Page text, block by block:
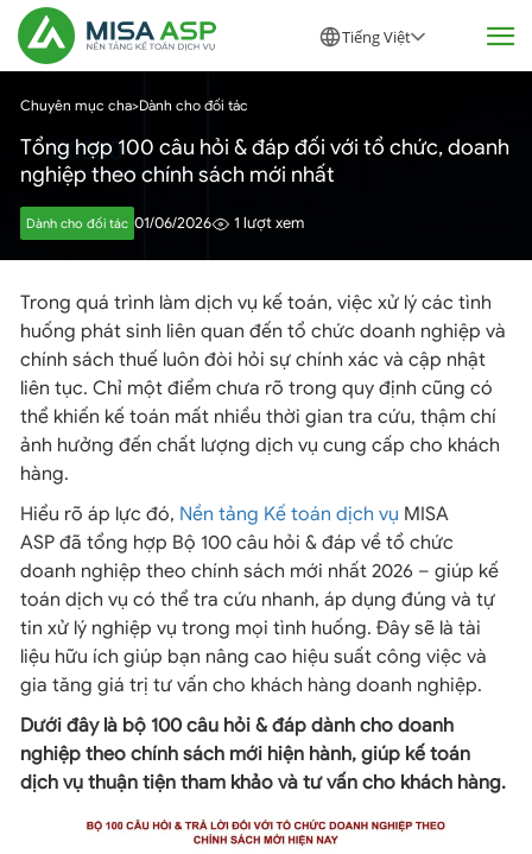
Tiếng Việt
Chuyên mục cha>Dành cho đối tác
Tổng hợp 100 câu hỏi & đáp đối với tổ chức, doanh
nghiệp theo chính sách mới nhất
Dành cho đối tác 01/06/2026 1 lượt xem
Trong quá trình làm dịch vụ kế toán, việc xử lý các tình
huống phát sinh liên quan đến tổ chức doanh nghiệp và
chính sách thuế luôn đòi hỏi sự chính xác và cập nhật
liên tục. Chỉ một điểm chưa rõ trong quy định cũng có
thể khiến kế toán mất nhiều thời gian tra cứu, thậm chí
ảnh hưởng đến chất lượng dịch vụ cung cấp cho khách
hàng.
Hiểu rõ áp lực đó, Nền tảng Kế toán dịch vụ MISA
ASP đã tổng hợp Bộ 100 câu hỏi & đáp về tổ chức
doanh nghiệp theo chính sách mới nhất 2026 – giúp kế
toán dịch vụ có thể tra cứu nhanh, áp dụng đúng và tự
tin xử lý nghiệp vụ trong mọi tình huống. Đây sẽ là tài
liệu hữu ích giúp bạn nâng cao hiệu suất công việc và
gia tăng giá trị tư vấn cho khách hàng doanh nghiệp.
Dưới đây là bộ 100 câu hỏi & đáp dành cho doanh
nghiệp theo chính sách mới hiện hành, giúp kế toán
dịch vụ thuận tiện tham khảo và tư vấn cho khách hàng.